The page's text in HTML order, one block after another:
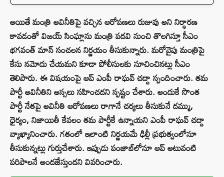
అయితే మంత్రి అవినీతిపై వచ్చిన ఆరోపణలు రుజువు అని నిర్ధారణ
కావడంతో విజయ్ సింఘ్లాను మంత్రి పదవి నుంచి తొలగిస్తూ సీఎం
భగవంత్ మాన్ సంచలన నిర్ణయం తీసుకున్నారు. మరోవైపు మంత్రిపై
కేసు నమోదు చేయమని కూడా పోలీసులకు సూచించినట్లు సీఎం
తెలిపారు. ఈ విషయంపై ఆప్ ఎంపీ రాఘవ్ చద్దా స్పందించారు. తమ
పార్టీ అవినీతిని అస్సలు సహించదని స్పష్టం చేశారు. అందుకే సొంత
పార్టీ నేతపై అవినీతి ఆరోపణలు రాగానే చర్యలు తీసుకునే దమ్ము,
ధైర్యం, నిజాయితీ కేవలం తమ పార్టీకే ఉన్నాయని ఎంపీ రాఘవ్ చద్దా
వ్యాఖ్యానించారు. గతంలో ఇలాంటి నిర్ణయమే ఢిల్లీ ప్రభుత్వంలోనూ
తీసుకున్నట్లు గుర్తుచేశారు. ఇప్పుడు పంజాబ్‌లోనూ ఆప్ అటువంటి
పరిపాలనే అందజేస్తుందని వివరించారు.